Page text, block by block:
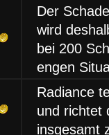
Der
wird
bei 200
engen
Radiance
und richtet
insgesamt